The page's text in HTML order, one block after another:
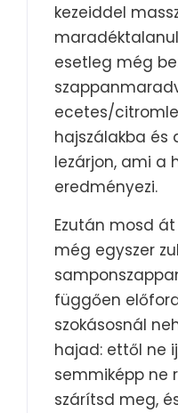
kezeiddel
esetleg még
ecetes/
hajszálakba és
lezárjon, ami a
eredményezi.
Ezután mosd
még egyszer
függően
szokásosnál
hajad: ettől ne
semmiképp ne
szárítsd meg,